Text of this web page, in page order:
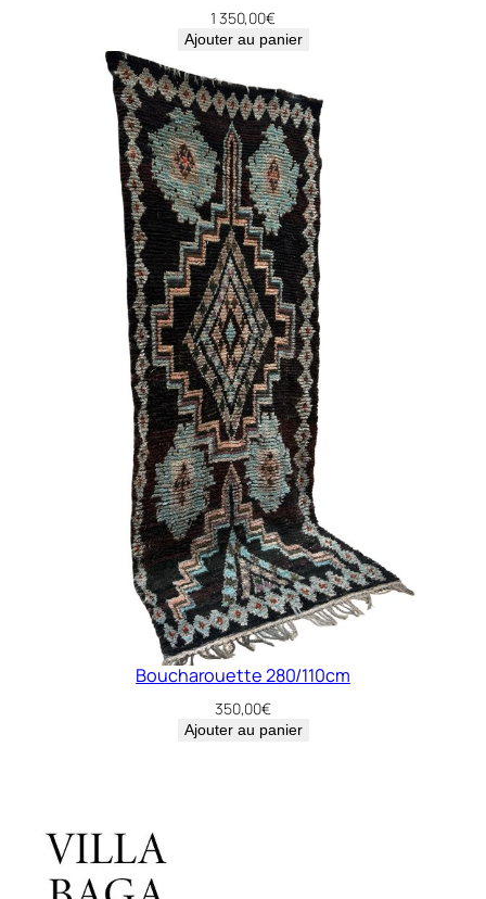
1 350,00€
Ajouter au panier
Boucharouette 280/110cm
350,00€
Ajouter au panier